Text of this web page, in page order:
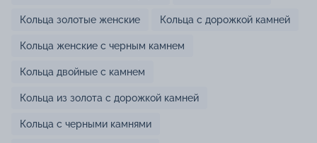
Кольца золотые женские Кольца с дорожкой камней
Кольца женские с черным камнем
Кольца двойные с камнем
Кольца из золота с дорожкой камней
Кольца с черными камнями